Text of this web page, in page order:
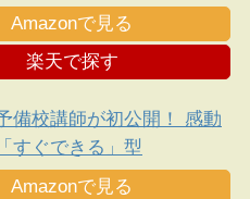
えたい遺言
Amazonで見る
楽天で探す
備校講師が初公開！ 感動
すぐできる」型
Amazonで見る